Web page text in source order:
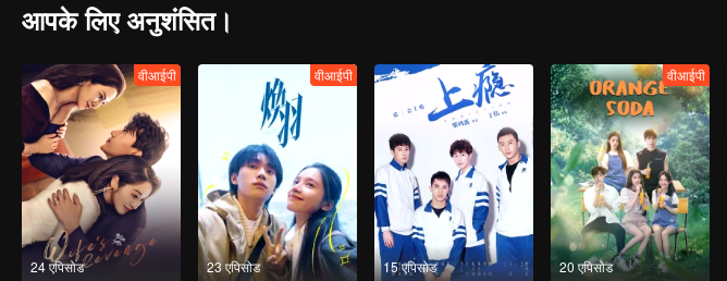
आपके लिए अनुशंसित।
24 एपिसोड
वीआईपी
23 एपिसोड
वीआईपी
15 एपिसोड 20 एपिसोड
वीआईपी